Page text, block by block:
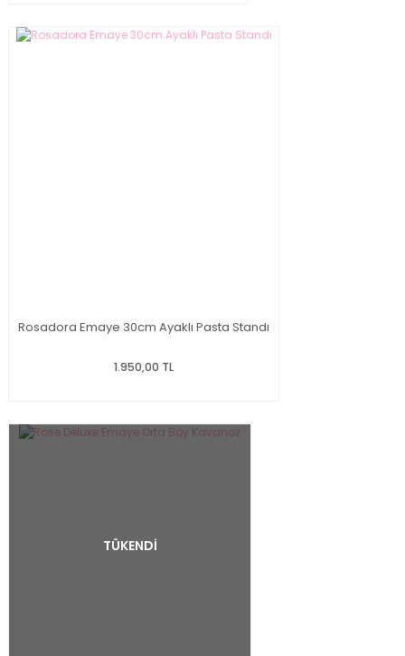
Rosadora Emaye 30cm Ayaklı Pasta Standı
1.950,00 TL
TÜKENDİ